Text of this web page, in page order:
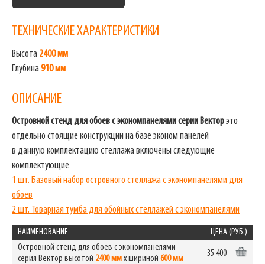
ТЕХНИЧЕСКИЕ ХАРАКТЕРИСТИКИ
Высота 2400 мм
Глубина910 мм
ОПИСАНИЕ
Островной стенд для обоев с экономпанелями серии Векторэто
отдельно стоящие конструкции на базе эконом панелей
в данную комплектацию стеллажа включены следующие
комплектующие
1 шт. Базовый набор островного стеллажа с экономпанелями для
обоев
2 шт. Товарная тумба для обойных стеллажей с экономпанелями
НАИМЕНОВАНИЕ
ЦЕНА (РУБ.)
Островной стенд для обоев с экономпанелями
серия Вектор высотой 2400 ммх шириной 600 мм
35 400